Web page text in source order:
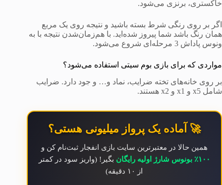
خاکستری، برنزی می‌شود.
اگر بر روی رنگی شرط بسته باشید و نتیجه روی یک مربع
همان رنگ باشد شما پیروز شده‌اید. با هم‌زمان‌شدن نتیجه با به
ونوس پاداش 3 مرحله‌ای شروع می‌شود.
مواردی که برای بازی بوم سیتی استفاده می‌شود؟
بر روی خانه‌های تخته ضرایب، نماد و… و جود دارد. ضرایب
شامل x5 و x1 و x2 هستند.
🚀 آماده یک پرواز میلیونی هستی؟
همین حالا در معتبرترین سایت بازی انفجار ثبت‌نام کن و
۱۰۰٪ بونوس شارژ اولیه رایگان
بگیر! (واریز سود در کمتر
از ۱۰ دقیقه)